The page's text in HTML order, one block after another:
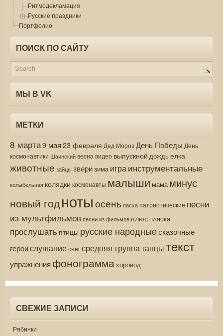
Ритмодекламация
Русские праздники
Портфолио
ПОИСК ПО САЙТУ
МЫ В VK
МЕТКИ
8 марта9 мая 23 февраля Дед Мороз День Победы День
космонавтики Шаинскийвеснавидео выпускной дождь елка
животные зайцы зверизима играинструментальные
колыбельная колядки космонавты малыши мама минус
новый годнотыосень пасха патриотические песни
из мультфильмов песни из фильмов плюс пляска
прослушать птицы русские народныесказочные
героислушаниеснегсредняя группатанцытекст
упражнения фонограммахоровод
СВЕЖИЕ ЗАПИСИ
Рябинки